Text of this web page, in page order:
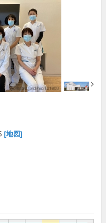
[地図]